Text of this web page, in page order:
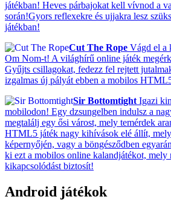
játékban! Heves párbajokat kell vívnod a
során!Gyors reflexekre és ujjakra lesz
játékban!
Cut The Rope Vágd el a
Om Nom-t! A világhírű online játék
Gyűjts csillagokat, fedezz fel rejtett
izgalmas új pályát ebben a mobilos
Sir Bottomtight Igazi
mobilodon! Egy dzsungelben indulsz a
megtalálj egy ősi várost, mely temérdek
HTML5 játék nagy kihívások elé állít,
képernyőjén, vagy a böngésződben
ki ezt a mobilos online kalandjátékot, mely
kikapcsolódást biztosít!
Android játékok